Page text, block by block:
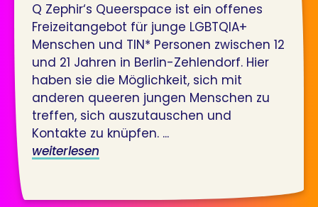
Q Zephir‘s Queerspace ist ein offenes
Freizeitangebot für junge LGBTQIA+
Menschen und TIN* Personen zwischen 12
und 21 Jahren in Berlin-Zehlendorf. Hier
haben sie die Möglichkeit, sich mit
anderen queeren jungen Menschen zu
treffen, sich auszutauschen und
Kontakte zu knüpfen. ...
weiterlesen